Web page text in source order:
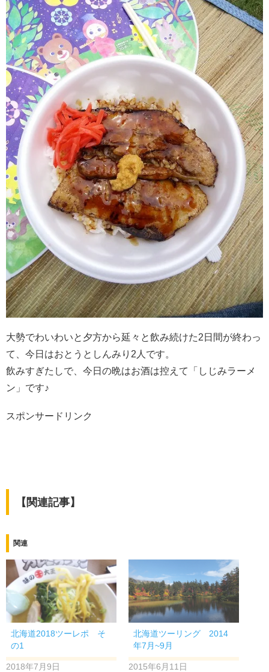
大勢でわいわいと夕方から延々と飲み続けた2日間が終わっ
て、今日はおとうとしんみり2人です。
飲みすぎたしで、今日の晩はお酒は控えて「しじみラーメ
ン」です♪
スポンサードリンク
【関連記事】
関連
北海道2018ツーレポ そ
の1
2018年7月9日
北海道ツーリング 2014
年7月~9月
2015年6月11日